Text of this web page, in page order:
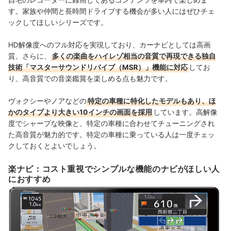
す。家族や仲間と長時間ドライブする機会が多い人にはぜひチェ
ックしてほしいシリーズです。
HD解像度へのフル対応を実現しており、カーナビとしては高画
質。さらに、
多くの楽曲をハイレゾ相当の音質で再現できる独自
技術「マスターサウンドリバイブ（MSR）」機能に対応 してお
り、高音質での音楽鑑賞を楽しめる点も魅力です。
ヴォクシーやノアなどの特定の車種に特化したモデルもあり、ほ
かのタイプより大きい10インチの画面を採用 しています。高解像
度でシャープな映像と、特定の車種に合わせてチューニングされ
た高音質が魅力的です。特定の車種に乗っている人は一度チェッ
クしておくとよいでしょう。
楽ナビ：コスト重視でシンプルな機能のナビがほしい人
におすすめ